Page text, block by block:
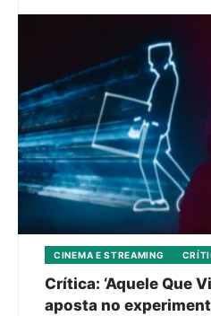
CINEMA E STREAMING
Crítica: ‘Aquele Que
aposta no